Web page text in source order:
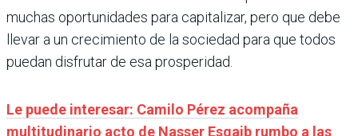
muchas oportunidades para capitalizar, pero que debe
llevar a un crecimiento de la sociedad para que todos
puedan disfrutar de esa prosperidad.
Le puede interesar: Camilo Pérez acompaña
multitudinario acto de Nasser Esgaib rumbo a las